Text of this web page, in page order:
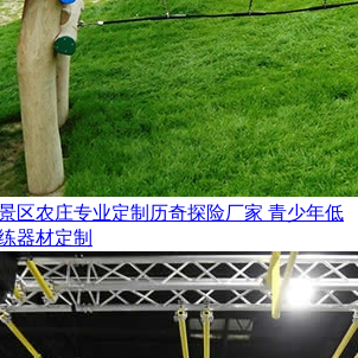
区农庄专业定制历奇探险厂家 青少年低
器材定制